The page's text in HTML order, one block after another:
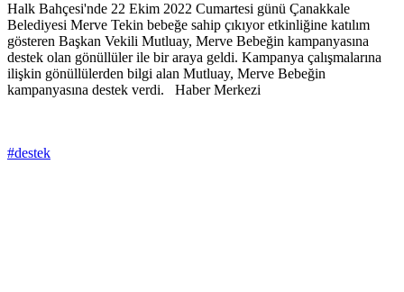
Halk Bahçesi'nde 22 Ekim 2022 Cumartesi günü Çanakkale
Belediyesi Merve Tekin bebeğe sahip çıkıyor etkinliğine katılım
gösteren Başkan Vekili Mutluay, Merve Bebeğin kampanyasına
destek olan gönüllüler ile bir araya geldi. Kampanya çalışmalarına
ilişkin gönüllülerden bilgi alan Mutluay, Merve Bebeğin
kampanyasına destek verdi. Haber Merkezi
#destek